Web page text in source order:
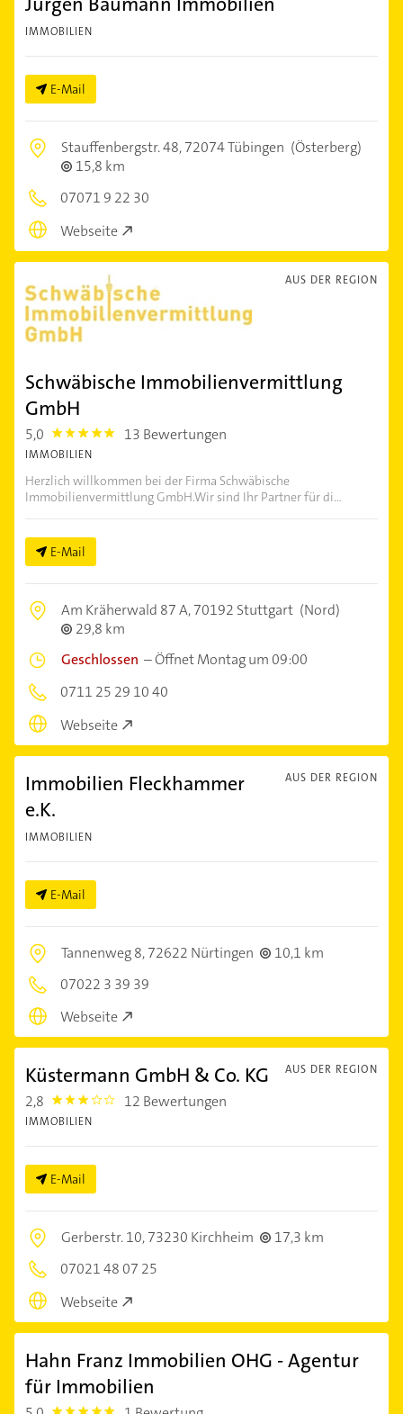
IMMOBILIEN
E-Mail
Stauffenbergstr. 48,72074 Tübingen (Österberg)
15,8 km
07071 9 22 30
Webseite
AUS DER REGION
Schwäbische Immobilienvermittlung
GmbH
5,0 5.0 13 Bewertungen
IMMOBILIEN
Herzlich willkommen bei der Firma Schwäbische
Immobilienvermittlung GmbH.Wir sind Ihr Partner für di...
E-Mail
Am Kräherwald 87 A,70192 Stuttgart (Nord)
29,8 km
Geschlossen –Öffnet Montag um 09:00
0711 25 29 10 40
Webseite
AUS DER REGION
Immobilien Fleckhammer
e.K.
IMMOBILIEN
E-Mail
Tannenweg 8,72622 Nürtingen
10,1 km
07022 3 39 39
Webseite
AUS DER REGION
Küstermann GmbH & Co. KG
2,8 2.8 12 Bewertungen
IMMOBILIEN
E-Mail
Gerberstr. 10,73230 Kirchheim
17,3 km
07021 48 07 25
Webseite
Hahn Franz Immobilien OHG - Agentur
für Immobilien